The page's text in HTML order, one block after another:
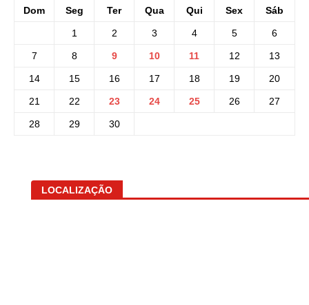
Dom Seg Ter Qua Qui Sex Sáb
1 2 3 4 5 6
7 8 9 10 11 12 13
14 15 16 17 18 19 20
21 22 23 24 25 26 27
28 29 30
LOCALIZAÇÃO